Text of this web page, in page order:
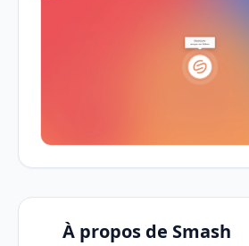
À propos de Smash